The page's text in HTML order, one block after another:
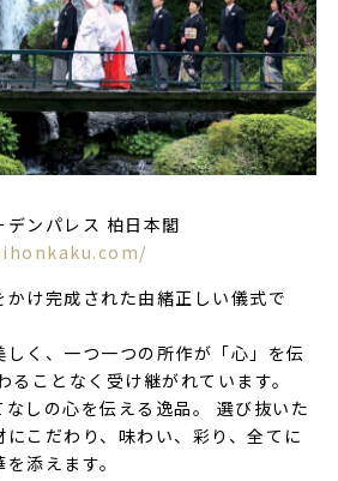
ンパレス 柏日本閣
け完成された由緒正しい儀式で
しく、一つ一つの所作が「心」を伝
ることなく受け継がれています。
なしの心を伝える逸品。 選び抜いた
こだわり、味わい、彩り、全てに
添えます。